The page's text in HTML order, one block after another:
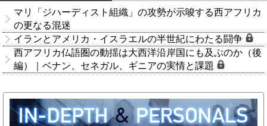
マリ「ジハーディスト組織」の攻勢が示唆する西アフリカ
の更なる混迷
イランとアメリカ・イスラエルの半世紀にわたる闘争
西アフリカ仏語圏の動揺は大西洋沿岸国にも及ぶのか（後
編）｜ベナン、セネガル、ギニアの実情と課題